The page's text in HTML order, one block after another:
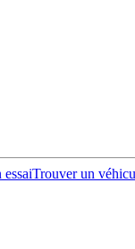
essaiTrouver un